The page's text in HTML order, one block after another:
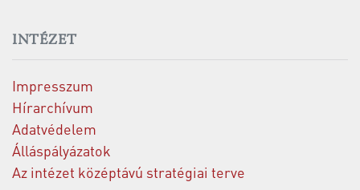
INTÉZET
Impresszum
Hírarchívum
Adatvédelem
Álláspályázatok
Az intézet középtávú stratégiai terve